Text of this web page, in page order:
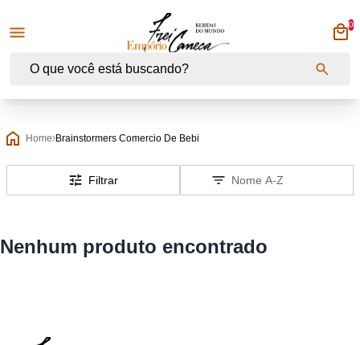
Empório Frei Caneca
0
Home Brainstormers Comercio De Bebi
Filtrar
Nenhum produto encontrado